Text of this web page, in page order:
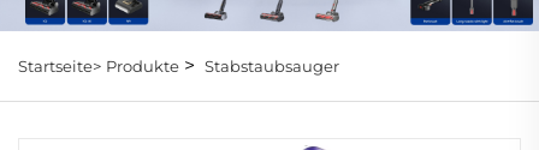
Startseite> Produkte > Stabstaubsauger